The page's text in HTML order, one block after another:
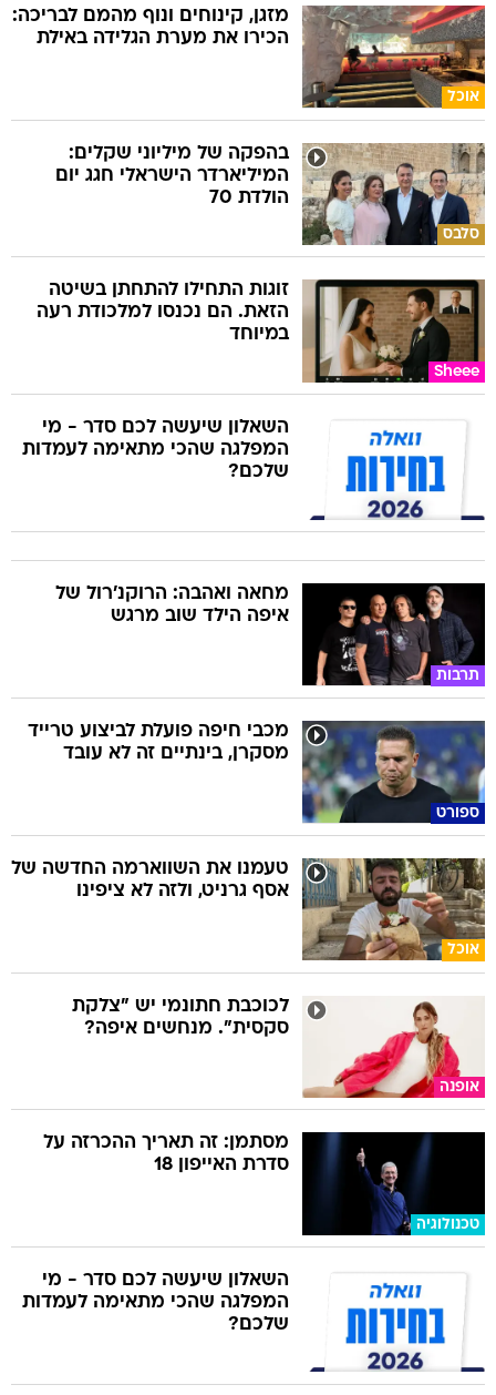
אוכל
מזגן, קינוחים ונוף מהמם לבריכה:
הכירו את מערת הגלידה באילת
סלבס
בהפקה של מיליוני שקלים:
המיליארדר הישראלי חגג יום
הולדת 70
Sheee
זוגות התחילו להתחתן בשיטה
הזאת. הם נכנסו למלכודת רעה
במיוחד
השאלון שיעשה לכם סדר - מי
המפלגה שהכי מתאימה לעמדות
שלכם?
תרבות
מחאה ואהבה: הרוקנ'רול של
איפה הילד שוב מרגש
ספורט
מכבי חיפה פועלת לביצוע טרייד
מסקרן, בינתיים זה לא עובד
אוכל
טעמנו את השווארמה החדשה של
אסף גרניט, ולזה לא ציפינו
אופנה
לכוכבת חתונמי יש "צלקת
סקסית". מנחשים איפה?
טכנולוגיה
מסתמן: זה תאריך ההכרזה על
סדרת האייפון 18
השאלון שיעשה לכם סדר - מי
המפלגה שהכי מתאימה לעמדות
שלכם?